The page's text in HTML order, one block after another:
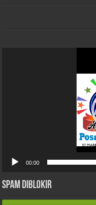
00:00
Spam Diblokir